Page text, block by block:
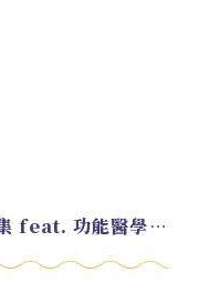
EP.220 好久不見！2026 試錄集 feat. 功能醫學營養師 美寶